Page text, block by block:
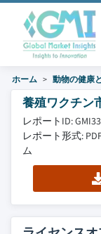
ホーム 動物の健康
養殖ワクチン
レポートID:
レポート形式:
ム